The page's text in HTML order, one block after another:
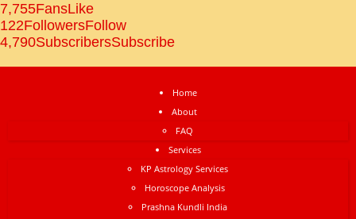
7,755FansLike
122FollowersFollow
4,790SubscribersSubscribe
Home
About
FAQ
Services
KP Astrology Services
Horoscope Analysis
Prashna Kundli India